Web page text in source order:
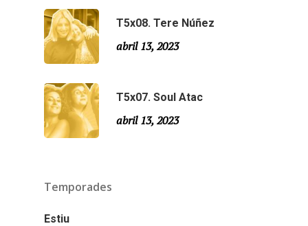
T5x08. Tere Núñez
abril 13, 2023
T5x07. Soul Atac
abril 13, 2023
Temporades
Estiu
Temporada 2